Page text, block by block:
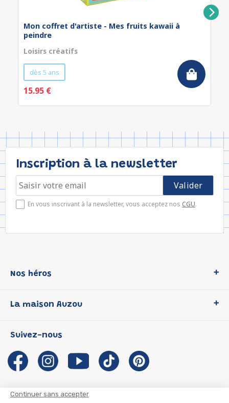
Continuer sans accepter
Mon coffret d'artiste - Mes fruits kawaii à
peindre
Loisirs créatifs
dès 5 ans
15.95 €
Inscription à la newsletter
En vous inscrivant à la newsletter, vous acceptez nos CGU.
Nos héros
P'tit Loup
Les Influenceuses
Migali
Petite Taupe
La maison Auzou
Notre histoire
Auzou s'engage
Auteurs et illustrateurs Auzou
Suivez-nous